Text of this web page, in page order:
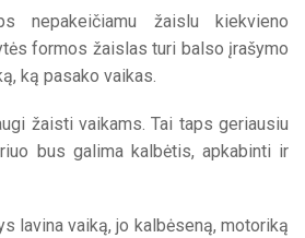
nepakeičiamu žaislu kiekvieno
formos žaislas turi balso įrašymo
ką pasako vaikas.
žaisti vaikams. Tai taps geriausiu
bus galima kalbėtis, apkabinti ir
lavina vaiką, jo kalbėseną, motoriką